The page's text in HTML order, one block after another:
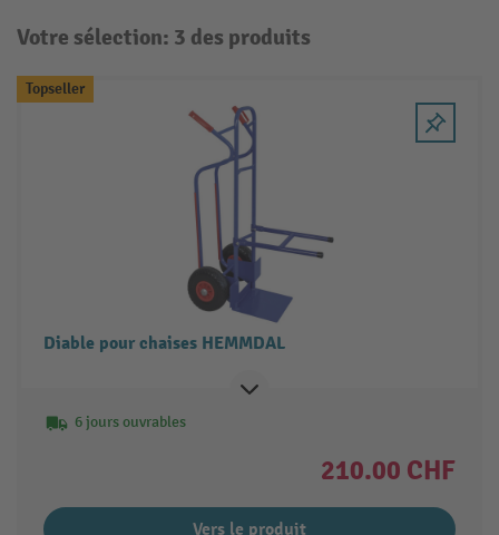
Votre sélection: 3 des produits
Topseller
Diable pour chaises HEMMDAL
6 jours ouvrables
210.00 CHF
Vers le produit